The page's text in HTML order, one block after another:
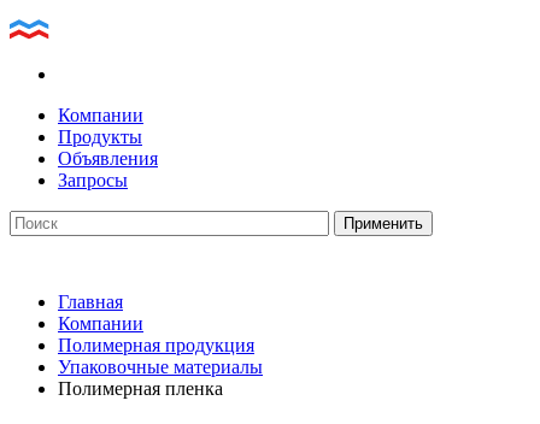
Компании
Продукты
Объявления
Запросы
Главная
Компании
Полимерная продукция
Упаковочные материалы
Полимерная пленка